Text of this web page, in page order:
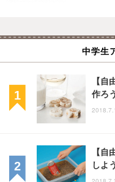
中学生
【自
作ろ
【自
しよ